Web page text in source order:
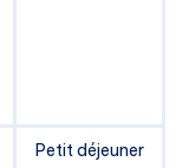
Petit déjeuner